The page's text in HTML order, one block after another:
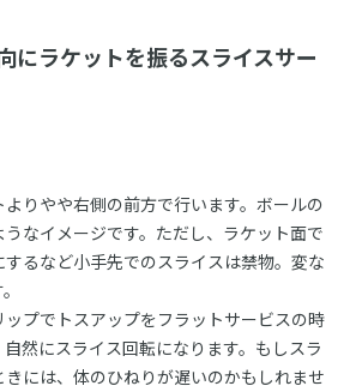
にラケットを振るスライスサー
りやや右側の前方で行います。ボールの
なイメージです。ただし、ラケット面で
るなど小手先でのスライスは禁物。変な
プでトスアップをフラットサービスの時
然にスライス回転になります。もしスラ
には、体のひねりが遅いのかもしれませ